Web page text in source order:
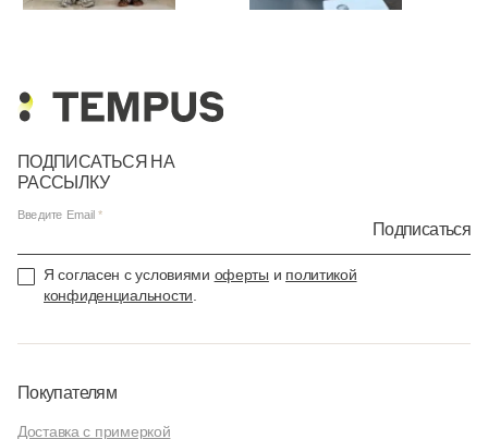
ПОДПИСАТЬСЯ НА
РАССЫЛКУ
Введите Email
Подписаться
Я согласен с условиями оферты и политикой
конфиденциальности
Покупателям
Доставка с примеркой